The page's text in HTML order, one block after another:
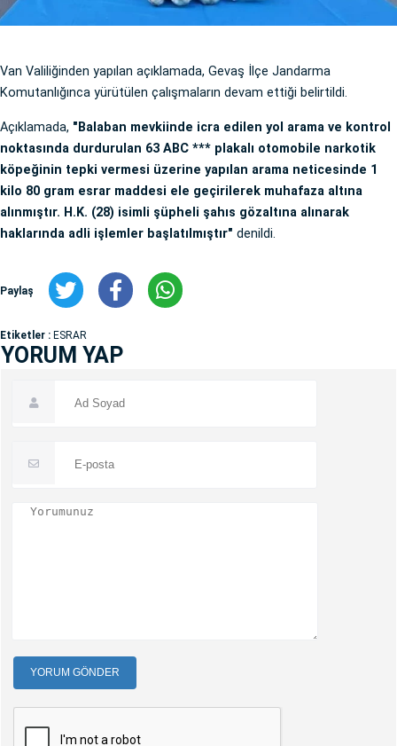
Van Valiliğinden yapılan açıklamada, Gevaş İlçe Jandarma
Komutanlığınca yürütülen çalışmaların devam ettiği belirtildi.
Açıklamada, "Balaban mevkiinde icra edilen yol arama ve kontrol
noktasında durdurulan 63 ABC *** plakalı otomobile narkotik
köpeğinin tepki vermesi üzerine yapılan arama neticesinde 1
kilo 80 gram esrar maddesi ele geçirilerek muhafaza altına
alınmıştır. H.K. (28) isimli şüpheli şahıs gözaltına alınarak
haklarında adli işlemler başlatılmıştır" denildi.
Paylaş
Etiketler : ESRAR
YORUM YAP
YORUM GÖNDER